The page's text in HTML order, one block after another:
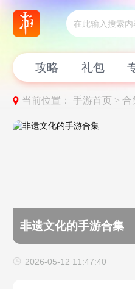
攻略 礼包
当前位置： 手游首页 > 合
非遗文化的手游合集
2026-05-12 11:47:40